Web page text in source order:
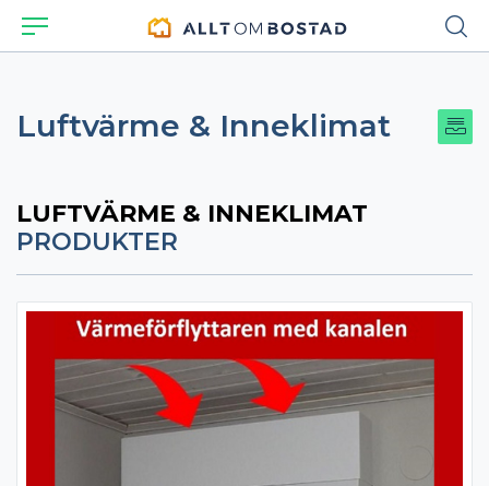
Luftvärme & Inneklimat
LUFTVÄRME & INNEKLIMAT
PRODUKTER